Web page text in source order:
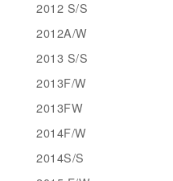
2012 S/S
2012A/W
2013 S/S
2013F/W
2013FW
2014F/W
2014S/S